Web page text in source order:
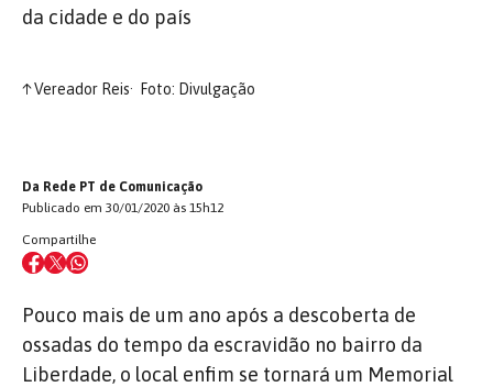
da cidade e do país
↑Vereador Reis Foto: Divulgação
Da Rede PT de Comunicação
Publicado em 30/01/2020 às 15h12
Compartilhe
Pouco mais de um ano após a descoberta de
ossadas do tempo da escravidão no bairro da
Liberdade, o local enfim se tornará um Memorial